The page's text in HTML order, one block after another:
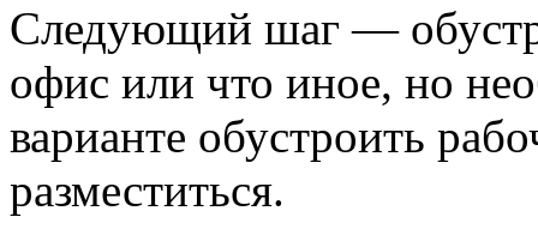
Следующий шаг —
офис или что иное, но
варианте обустроить
разместиться.